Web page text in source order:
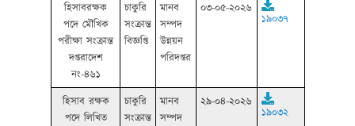
হিসাবরক্ষক
পদে মৌখিক
পরীক্ষা সংক্রান্ত
দপ্তরাদেশ
নং-৪৬১
চাকুরি
সংক্রান্ত
বিজ্ঞপ্তি
মানব
সম্পদ
উন্নয়ন
পরিদপ্তর
০৩-০৫-২০২৬
১৯০৩৭
হিসাব রক্ষক
পদে লিখিত
চাকুরি
সংক্রান্ত
মানব
সম্পদ
২৯-০৪-২০২৬
১৯০৩২